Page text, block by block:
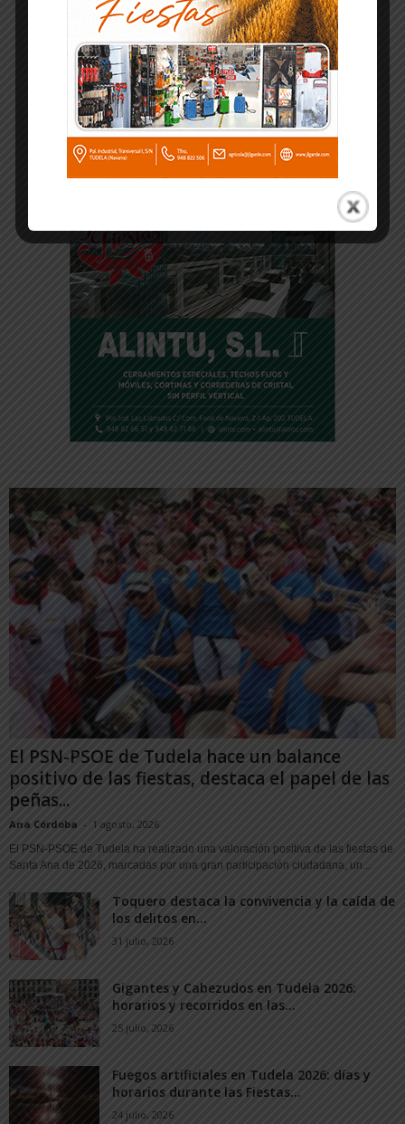
El PSN-PSOE de Tudela hace un balance
positivo de las fiestas, destaca el papel de las
peñas...
Ana Córdoba - 1 agosto, 2026
El PSN-PSOE de Tudela ha realizado una valoración positiva de las fiestas de
Santa Ana de 2026, marcadas por una gran participación ciudadana, un...
Toquero destaca la convivencia y la caída de
los delitos en...
31 julio, 2026
Gigantes y Cabezudos en Tudela 2026:
horarios y recorridos en las...
25 julio, 2026
Fuegos artificiales en Tudela 2026: días y
horarios durante las Fiestas...
24 julio, 2026